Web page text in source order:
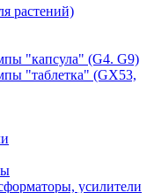
растений)
"капсула" (G4. G9)
"таблетка" (GX53,
усилители